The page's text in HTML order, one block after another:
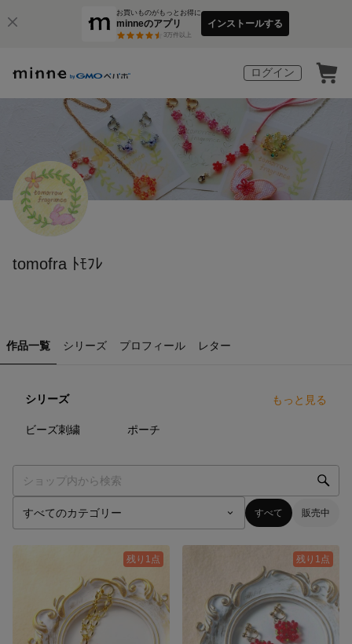
お買いものがもっとお得に
minneのアプリ
3万件以上
インストールする
ログイン
tomofra ﾄﾓﾌﾚ
作品一覧 シリーズ プロフィール レター
シリーズ もっと見る
ビーズ刺繍 ポーチ
すべて 販売中
残り1点 残り1点